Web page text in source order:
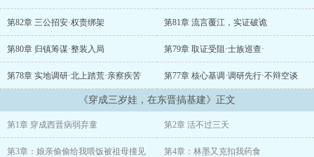
药、基建知识往肚子里咽。
从荒山野岭开荒种稻，到用草药救下山越部落；从被江南士族排挤欺
负，到靠农技治水肥田、搞灌溉基建；他带着流民开荒，联合山越共
生，一路打脸反派、稳住家业。
别人在乱世挣扎求生，他靠一手黑科技种田，硬生生在东晋把荒坡种
成万亩良田，从逃难稚子，活成了江南无人敢惹的开荒大佬。
第82章 三公招安·权责绑架 第81章 流言覆江，实证破诡
第80章 归镇筹谋·整装入局 第79章 取证受阻·士族巡查·
第78章 实地调研·北上踏荒·亲察疾苦 第77章 核心基调·调研先行·不辩空谈
《穿成三岁娃，在东晋搞基建》正文
第1章 穿成西晋病弱弃童 第2章 活不过三天
第3章：娘亲偷偷给我喂饭被祖母撞见 第4章：林墨又克扣我药食